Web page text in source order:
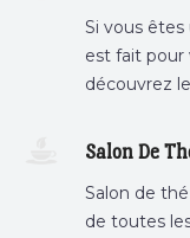
Si vous
est fait pour
découvrez
Salon De
Salon de
de toutes